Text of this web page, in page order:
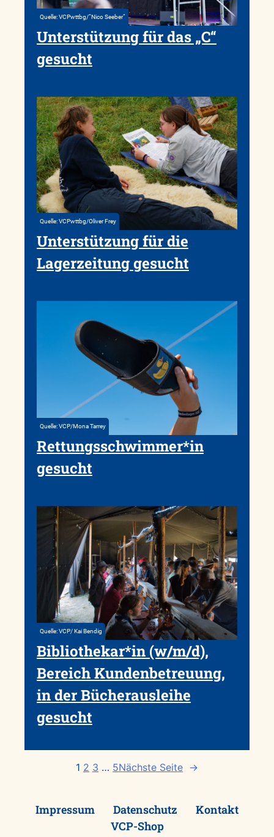
Quelle: VCPwttbg/“Nico Seeber“
Unterstützung für das „C“
gesucht
Quelle: VCPwttbg/Oliver Frey
Unterstützung für die
Lagerzeitung gesucht
Quelle: VCP/Mona Tarrey
Rettungsschwimmer*in
gesucht
Quelle: VCP/ Kai Bendig
Bibliothekar*in (w/m/d),
Bereich Kundenbetreuung,
in der Bücherausleihe
gesucht
1 2 3 … 5Nächste Seite →
Impressum Datenschutz
Kontakt
VCP-Shop